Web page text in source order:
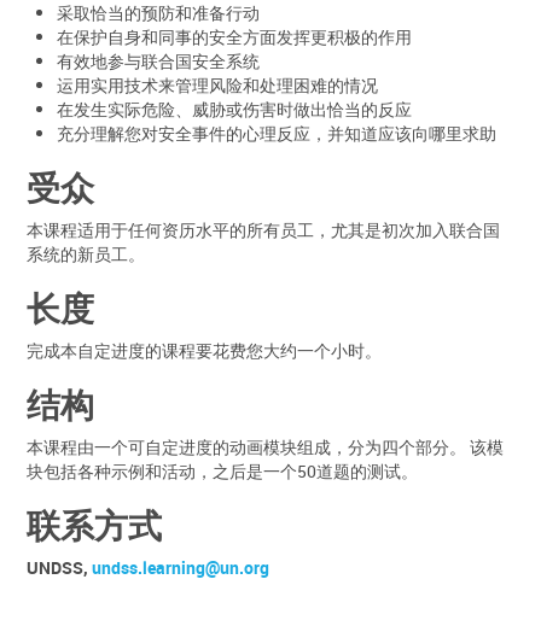
采取恰当的预防和准备行动
在保护自身和同事的安全方面发挥更积极的作用
有效地参与联合国安全系统
运用实用技术来管理风险和处理困难的情况
在发生实际危险、威胁或伤害时做出恰当的反应
充分理解您对安全事件的心理反应，并知道应该向哪里求助
受众
本课程适用于任何资历水平的所有员工，尤其是初次加入联合国
系统的新员工。
长度
完成本自定进度的课程要花费您大约一个小时。
结构
本课程由一个可自定进度的动画模块组成，分为四个部分。 该模
块包括各种示例和活动，之后是一个50道题的测试。
联系方式
UNDSS,undss.learning@un.org